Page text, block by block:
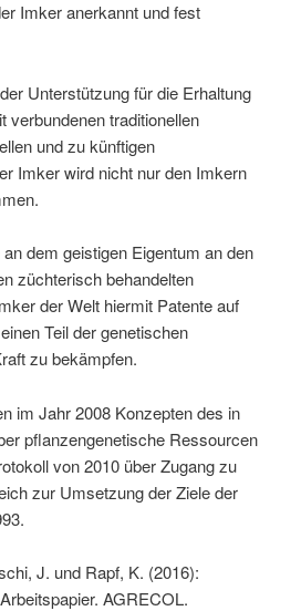
Imker anerkannt und fest
Unterstützung für die Erhaltung
verbundenen traditionellen
und zu künftigen
Imker wird nicht nur den Imkern
dem geistigen Eigentum an den
züchterisch behandelten
der Welt hiermit Patente auf
Teil der genetischen
zu bekämpfen.
im Jahr 2008 Konzepten des in
pflanzengenetische Ressourcen
von 2010 über Zugang zu
zur Umsetzung der Ziele der
J. und Rapf, K. (2016):
AGRECOL.